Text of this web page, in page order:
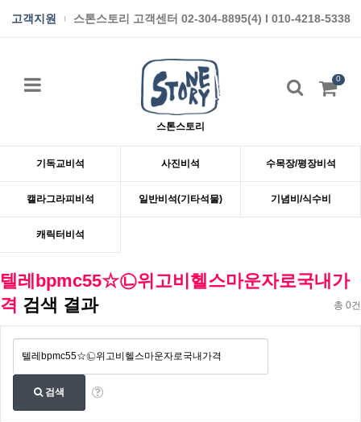
고객지원 스톤스토리 고객센터 02-304-8895(4) I 010-4218-5338
스톤스토리
0
기독교비석 사진비석 수목장/평장비석
캘라그라피비석 일반비석(기타석물) 기념비/식수비
캐릭터비석
텔레bpmc55☆㉡위고비헬스마운자로국내가
격 검색 결과 총 0건
검색